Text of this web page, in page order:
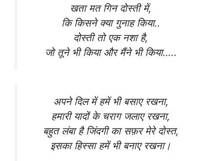
खता मत गिन दोस्ती में,
कि किसने क्या गुनाह किया..
दोस्ती तो एक नशा है,
जो तूने भी किया और मैंने भी किया…..
अपने दिल में हमें भी बसाए रखना,
हमारी यादों के चराग जलाए रखना,
बहुत लंबा है जिंदगी का सफ़र मेरे दोस्त,
इसका हिस्सा हमें भी बनाए रखना।